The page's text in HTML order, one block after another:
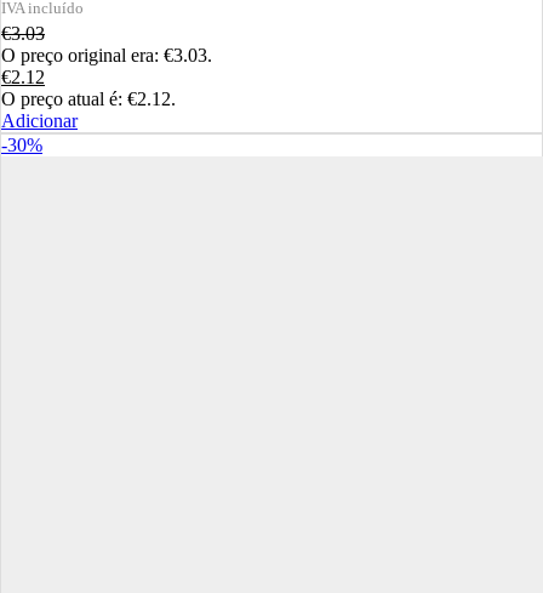
€3.03
O preço original era: €3.03.
€2.12
O preço atual é: €2.12.
Adicionar
-30%